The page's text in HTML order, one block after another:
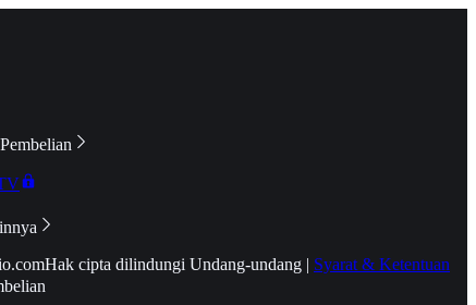
Hak cipta dilindungi Undang-undang | Syarat & Ketentuan